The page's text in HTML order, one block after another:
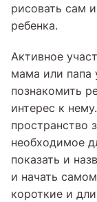
рисовать сам
ребенка.
Активное
мама или папа
познакомить
интерес к
пространство
необходимое
показать и
и начать
короткие и